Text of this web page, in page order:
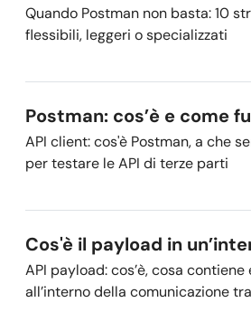
Quando Postman non basta: 10
flessibili, leggeri o specializzati
Postman: cos’è e come
API client: cos'è Postman, a che
per testare le API di terze parti
Cos'è il payload in
API payload: cos’è, cosa contiene
all’interno della comunicazione